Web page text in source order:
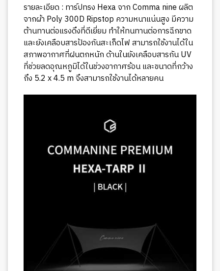
รายละเอียด : ทาร์ปทรง Hexa จาก Comma nine ผลิต
จากผ้า Poly 300D Ripstop ความหนาแน่นสูง มีความ
ต้านทานต่อแรงดึงที่ดีเยี่ยม ทำให้ทนทานต่อการฉีกขาด
และยังเคลือบสารป้องกันสะเก็ดไฟ สามารถใช้งานได้ใน
สภาพอากาศที่ฝนตกหนัก ด้านในยังเคลือบสารกัน UV
ที่ช่วยลดอุณหภูมิได้ในช่วงอากาศร้อน และขนาดที่กว้าง
ถึง 5.2 x 4.5 m จึงสามารถใช้งานได้หลายคน